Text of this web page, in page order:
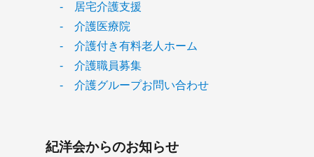
- 居宅介護支援
- 介護医療院
- 介護付き有料老人ホーム
- 介護職員募集
- 介護グループお問い合わせ
紀洋会からのお知らせ